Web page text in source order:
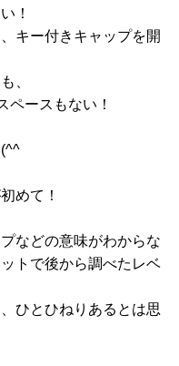
！
キー付きキャップを開
、
ペースもない！
ゞ
めて！
などの意味がわからな
トで後から調べたレベ
ひとひねりあるとは思